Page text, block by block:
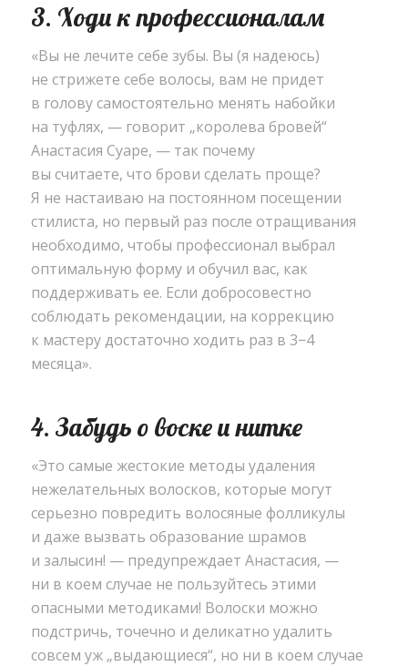
3. Ходи к профессионалам
«Вы не лечите себе зубы. Вы (я надеюсь)
не стрижете себе волосы, вам не придет
в голову самостоятельно менять набойки
на туфлях, — говорит „королева бровей“
Анастасия Суаре, — так почему
вы считаете, что брови сделать проще?
Я не настаиваю на постоянном посещении
стилиста, но первый раз после отращивания
необходимо, чтобы профессионал выбрал
оптимальную форму и обучил вас, как
поддерживать ее. Если добросовестно
соблюдать рекомендации, на коррекцию
к мастеру достаточно ходить раз в 3−4
месяца».
4. Забудь о воске и нитке
«Это самые жестокие методы удаления
нежелательных волосков, которые могут
серьезно повредить волосяные фолликулы
и даже вызвать образование шрамов
и залысин! — предупреждает Анастасия, —
ни в коем случае не пользуйтесь этими
опасными методиками! Волоски можно
подстричь, точечно и деликатно удалить
совсем уж „выдающиеся“, но ни в коем случае